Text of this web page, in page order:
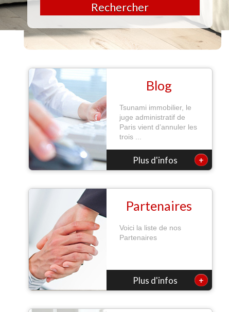
Rechercher
Blog
Tsunami immobilier, le
juge administratif de
Paris vient d’annuler les
trois ...
Plus d'infos +
Partenaires
Voici la liste de nos
Partenaires
Plus d'infos +